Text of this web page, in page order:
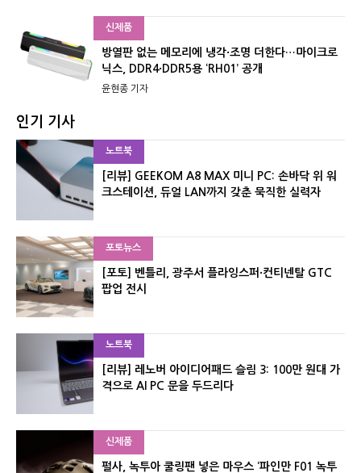
신제품
방열판 없는 메모리에 냉각·조명 더한다…마이크로
닉스, DDR4·DDR5용 ‘RH01’ 공개
윤현종 기자
인기 기사
노트북
[리뷰] GEEKOM A8 MAX 미니 PC: 손바닥 위 워
크스테이션, 듀얼 LAN까지 갖춘 묵직한 실력자
포토뉴스
[포토] 벤틀리, 광주서 플라잉스퍼·컨티넨탈 GTC
팝업 전시
노트북
[리뷰] 레노버 아이디어패드 슬림 3: 100만 원대 가
격으로 AI PC 문을 두드리다
신제품
펄사, 녹투아 쿨링팬 넣은 마우스 ‘파인만 F01 녹투